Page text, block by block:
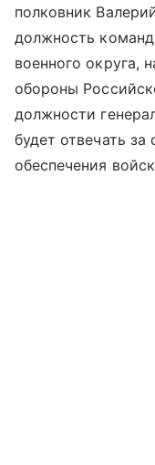
полковник
должность
военного округа,
обороны
должности
будет отвечать
обеспечения